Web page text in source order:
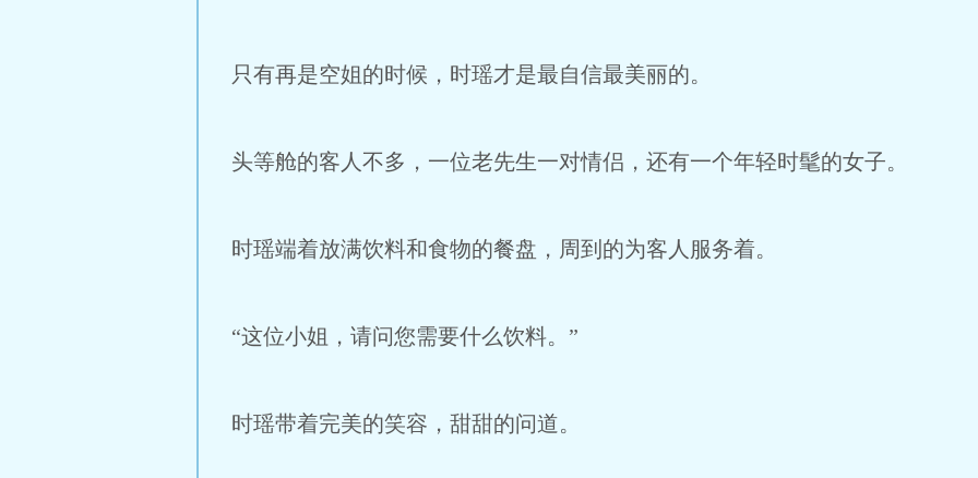
只有再是空姐的时候，时瑶才是最自信最美丽的。
头等舱的客人不多，一位老先生一对情侣，还有一个年轻时髦的女子。
时瑶端着放满饮料和食物的餐盘，周到的为客人服务着。
“这位小姐，请问您需要什么饮料。”
时瑶带着完美的笑容，甜甜的问道。